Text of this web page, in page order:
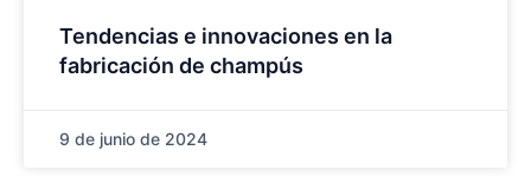
Tendencias e innovaciones en la
fabricación de champús
9 de junio de 2024